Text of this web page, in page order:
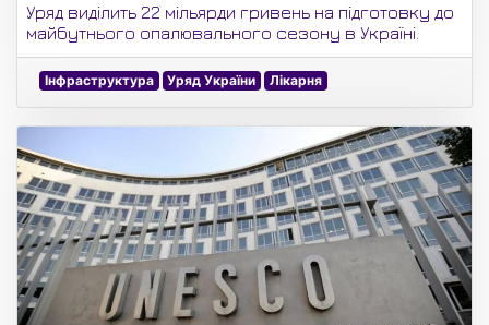
Уряд виділить 22 мільярди гривень на підготовку до
майбутнього опалювального сезону в Україні.
Інфраструктура Уряд України Лікарня